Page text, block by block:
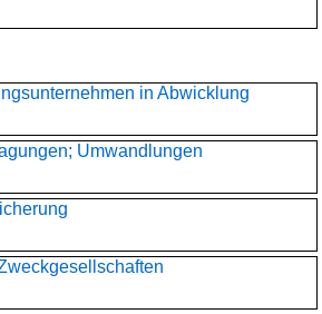
in Abwicklung
Umwandlungen